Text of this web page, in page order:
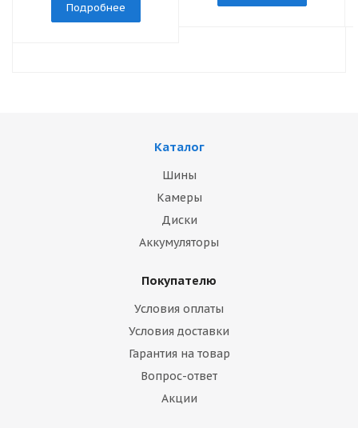
Подробнее
Каталог
Шины
Камеры
Диски
Аккумуляторы
Покупателю
Условия оплаты
Условия доставки
Гарантия на товар
Вопрос-ответ
Акции